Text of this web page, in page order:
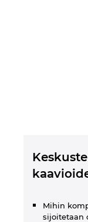
Mihin
sijoitetaan